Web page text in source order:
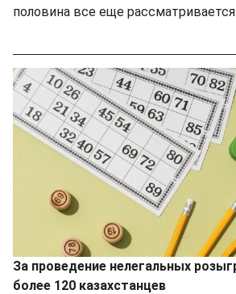
половина все еще рассматривается.
За проведение нелегальных
более 120 казахстанцев